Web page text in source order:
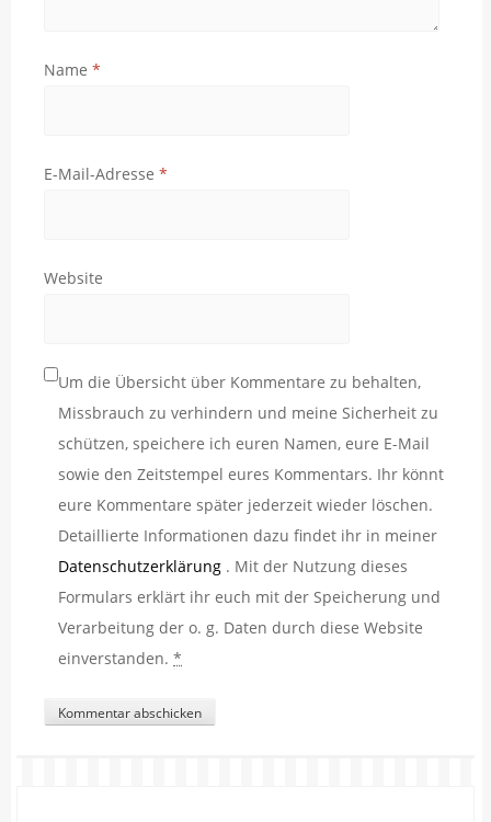
Name *
E-Mail-Adresse *
Website
Um die Übersicht über Kommentare zu behalten,
Missbrauch zu verhindern und meine Sicherheit zu
schützen, speichere ich euren Namen, eure E-Mail
sowie den Zeitstempel eures Kommentars. Ihr könnt
eure Kommentare später jederzeit wieder löschen.
Detaillierte Informationen dazu findet ihr in meiner
Datenschutzerklärung . Mit der Nutzung dieses
Formulars erklärt ihr euch mit der Speicherung und
Verarbeitung der o. g. Daten durch diese Website
einverstanden. *